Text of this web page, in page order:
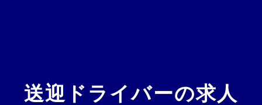
送迎ドライバーの求人